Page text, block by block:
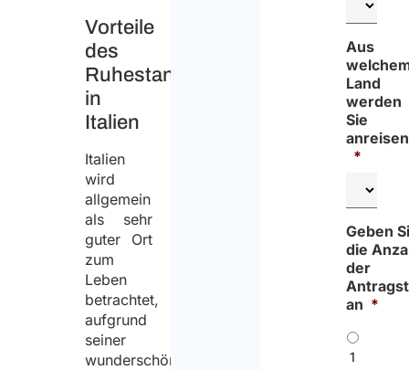
Vorteile
des
Ruhestands
in
Italien
Italien
wird
allgemein
als sehr
guter Ort
zum
Leben
betrachtet,
aufgrund
seiner
wunderschönen
Aus
Land
werden
Sie
*
Geben
die
der
an *
1